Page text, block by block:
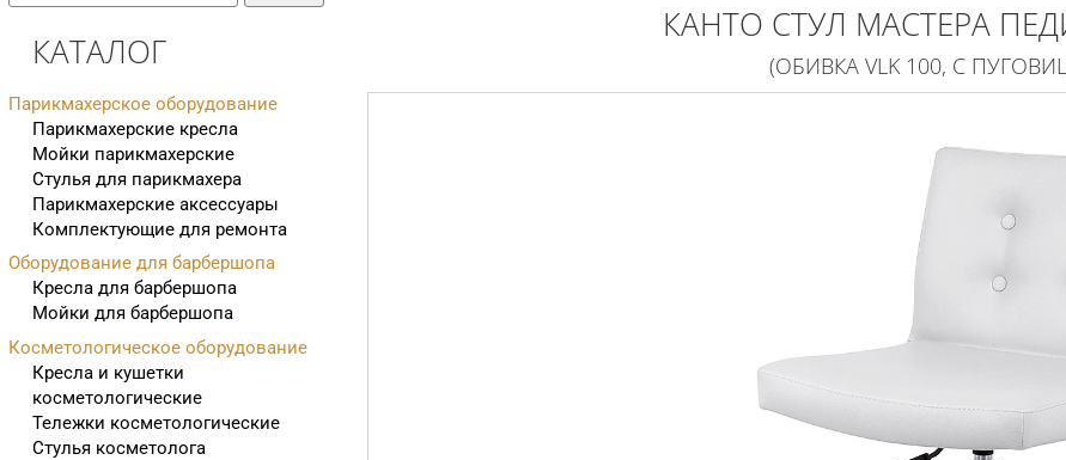
КАНТО СТУЛ МАСТЕРА
(ОБИВКА VLK 100, С
КАТАЛОГ
Парикмахерское оборудование
Парикмахерские кресла
Мойки парикмахерские
Стулья для парикмахера
Парикмахерские аксессуары
Комплектующие для ремонта
Оборудование для барбершопа
Кресла для барбершопа
Мойки для барбершопа
Косметологическое оборудование
Кресла и кушетки
косметологические
Тележки косметологические
Стулья косметолога